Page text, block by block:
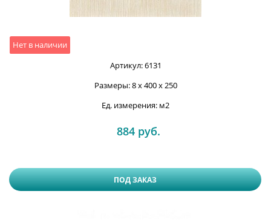
Нет в наличии
Артикул:6131
Размеры:8 x 400 x 250
Ед. измерения: м2
884 руб.
ПОД ЗАКАЗ